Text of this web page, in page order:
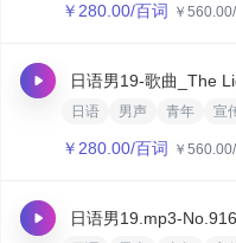
￥ 280.00/百词 ￥ 560.00
日语男19-歌曲_The
日语 男声 青年 宣
￥ 280.00/百词 ￥ 560.00
日语男19.mp3-